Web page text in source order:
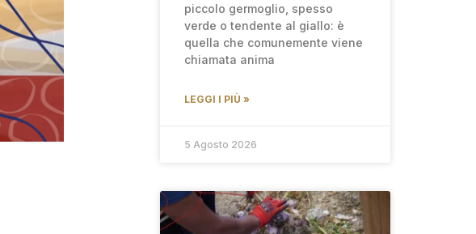
piccolo germoglio, spesso
verde o tendente al giallo: è
quella che comunemente viene
chiamata anima
LEGGI I PIÙ »
5 Agosto 2026